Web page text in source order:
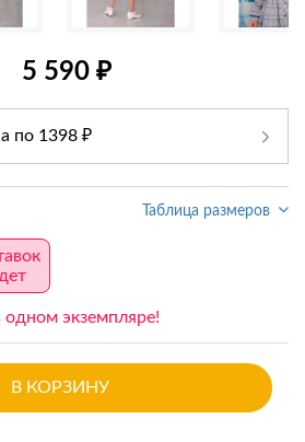
5 590 ₽
по 1398 ₽
Таблица размеров
одном экземпляре!
В КОРЗИНУ